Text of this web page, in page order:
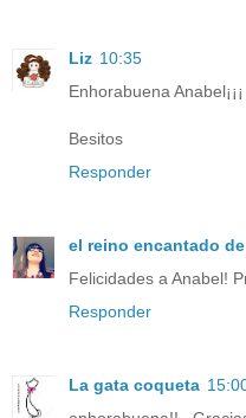
Liz 10:35
Enhorabuena
Besitos
Responder
el reino encantado
Felicidades a Anabel!
Responder
La gata coqueta